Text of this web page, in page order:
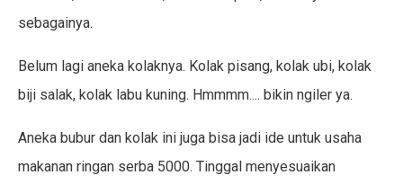
sebagainya.
Belum lagi aneka kolaknya. Kolak pisang, kolak ubi, kolak
biji salak, kolak labu kuning. Hmmmm.... bikin ngiler ya.
Aneka bubur dan kolak ini juga bisa jadi ide untuk usaha
makanan ringan serba 5000. Tinggal menyesuaikan